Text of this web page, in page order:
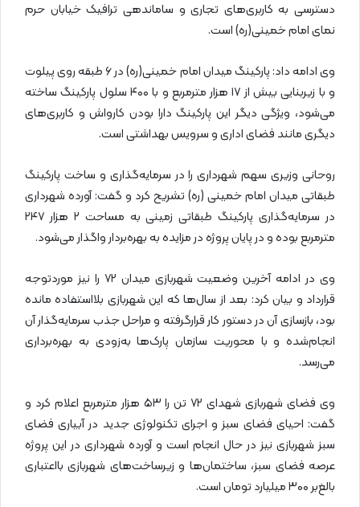
دسترسی به کاربری‌های تجاری و ساماندهی ترافیک خیابان حرم
نمای امام خمینی(ره) است.
وی ادامه داد: پارکینگ میدان امام خمینی(ره) در ۶ طبقه روی پیلوت
و با زیربنایی بیش از ۱۷ هزار مترمربع و با ۴۰۰ سلول پارکینگ ساخته
می‌شود، ویژگی دیگر این پارکینگ دارا بودن کارواش و کاربری‌های
دیگری مانند فضای اداری و سرویس بهداشتی است.
روحانی وزیری سهم شهرداری را در سرمایه‌گذاری و ساخت پارکینگ
طبقاتی میدان امام خمینی (ره) تشریح کرد و گفت: آورده شهرداری
در سرمایه‌گذاری پارکینگ طبقاتی زمینی به مساحت ۲ هزار ۲۴۷
مترمربع بوده و در پایان پروژه در مزایده به بهره‌بردار واگذار می‌شود.
وی در ادامه آخرین وضعیت شهربازی میدان ۷۲ را نیز موردتوجه
قرارداد و بیان کرد: بعد از سال‌ها که این شهربازی بلااستفاده مانده
بود، بازسازی آن در دستور کار قرارگرفته و مراحل جذب سرمایه‌گذار آن
انجام‌شده و با محوریت سازمان پارک‌ها به‌زودی به بهره‌برداری
می‌رسد.
وی فضای شهربازی شهدای ۷۲ تن را ۵۳ هزار مترمربع اعلام کرد و
گفت: احیای فضای سبز و اجرای تکنولوژی جدید در آبیاری فضای
سبز شهربازی نیز در حال انجام است و آورده شهرداری در این پروژه
عرصه فضای سبز، ساختمان‌ها و زیرساخت‌های شهربازی بااعتباری
بالغ‌بر ۳۰۰ میلیارد تومان است.